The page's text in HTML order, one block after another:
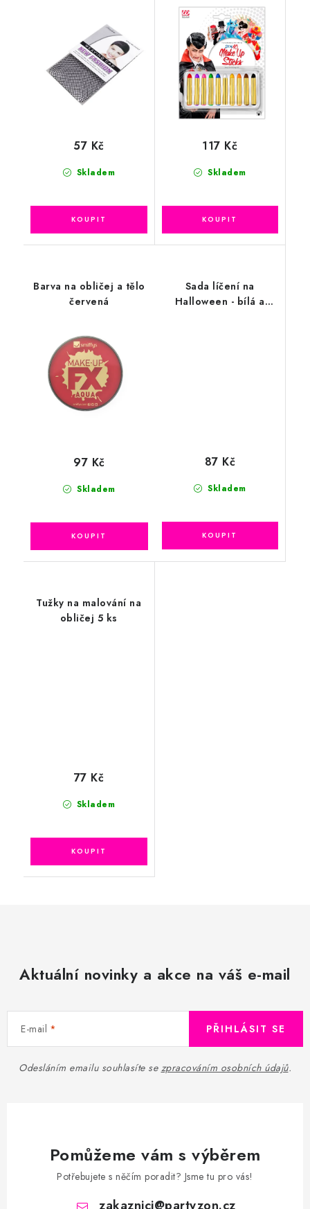
Skladem
57 Kč
Skladem
117 Kč
Barva na obličej a tělo
červená
Skladem
97 Kč
Sada líčení na
Halloween - bílá a
Skladem
87 Kč
Tužky na malování na
obličej 5 ks
Skladem
77 Kč
Aktuální novinky a akce na váš e-mail
E-mail
Odesláním emailu souhlasíte se zpracováním osobních údajů.
PŘIHLÁSIT SE
Pomůžeme vám s výběrem
Potřebujete s něčím poradit? Jsme tu pro vás!